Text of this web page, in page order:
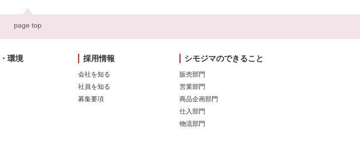
page top
環境 採用情報
会社を知る
社員を知る
募集要項
シモジマのできること
販売部門
営業部門
商品企画部門
仕入部門
物流部門